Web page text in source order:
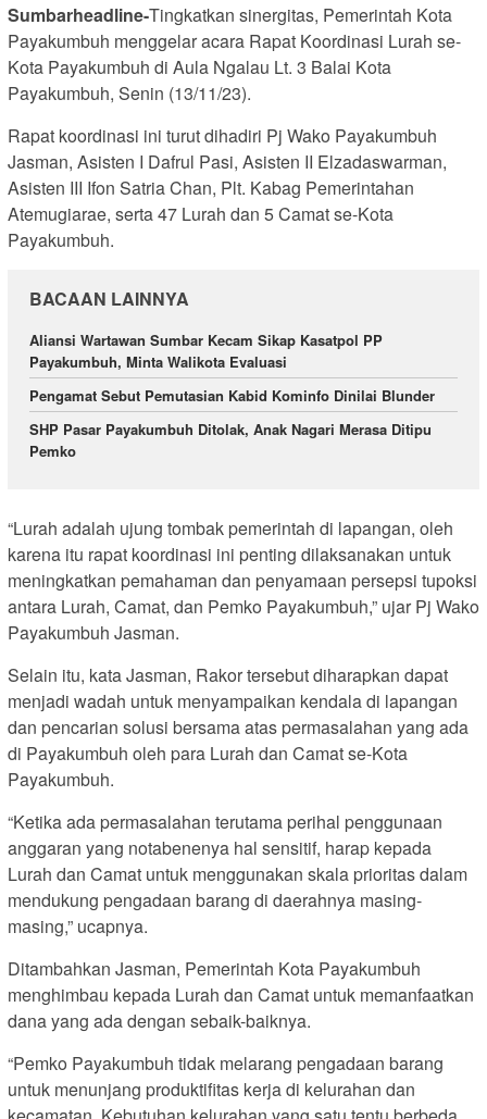
Sumbarheadline-Tingkatkan sinergitas, Pemerintah Kota
Payakumbuh menggelar acara Rapat Koordinasi Lurah se-
Kota Payakumbuh di Aula Ngalau Lt. 3 Balai Kota
Payakumbuh, Senin (13/11/23).
Rapat koordinasi ini turut dihadiri Pj Wako Payakumbuh
Jasman, Asisten I Dafrul Pasi, Asisten II Elzadaswarman,
Asisten III Ifon Satria Chan, Plt. Kabag Pemerintahan
Atemugiarae, serta 47 Lurah dan 5 Camat se-Kota
Payakumbuh.
BACAAN LAINNYA
Aliansi Wartawan Sumbar Kecam Sikap Kasatpol PP
Payakumbuh, Minta Walikota Evaluasi
Pengamat Sebut Pemutasian Kabid Kominfo Dinilai Blunder
SHP Pasar Payakumbuh Ditolak, Anak Nagari Merasa Ditipu
Pemko
“Lurah adalah ujung tombak pemerintah di lapangan, oleh
karena itu rapat koordinasi ini penting dilaksanakan untuk
meningkatkan pemahaman dan penyamaan persepsi tupoksi
antara Lurah, Camat, dan Pemko Payakumbuh,” ujar Pj Wako
Payakumbuh Jasman.
Selain itu, kata Jasman, Rakor tersebut diharapkan dapat
menjadi wadah untuk menyampaikan kendala di lapangan
dan pencarian solusi bersama atas permasalahan yang ada
di Payakumbuh oleh para Lurah dan Camat se-Kota
Payakumbuh.
“Ketika ada permasalahan terutama perihal penggunaan
anggaran yang notabenenya hal sensitif, harap kepada
Lurah dan Camat untuk menggunakan skala prioritas dalam
mendukung pengadaan barang di daerahnya masing-
masing,” ucapnya.
Ditambahkan Jasman, Pemerintah Kota Payakumbuh
menghimbau kepada Lurah dan Camat untuk memanfaatkan
dana yang ada dengan sebaik-baiknya.
“Pemko Payakumbuh tidak melarang pengadaan barang
untuk menunjang produktifitas kerja di kelurahan dan